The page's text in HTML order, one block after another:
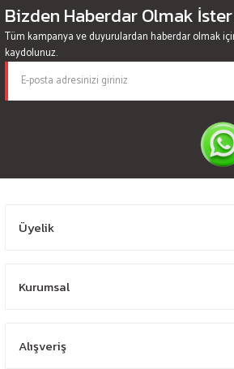
Bizden Haberdar Olmak
Tüm kampanya ve duyurulardan haberdar olmak
kaydolunuz.
Üyelik
Kurumsal
Alışveriş